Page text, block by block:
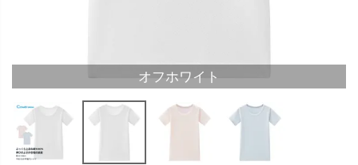
オフホワイト